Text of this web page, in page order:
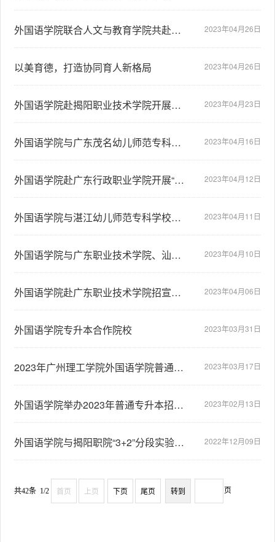
2023年04月26日
外国语学院联合人文与教育学院共赴汕尾职业技术学院开展“三二分段协同育人”交流会
2023年04月26日
以美育德，打造协同育人新格局
2023年04月23日
外国语学院赴揭阳职业技术学院开展招生宣讲交流会
2023年04月16日
外国语学院与广东茂名幼儿师范专科学校、茂名职业技术学院举行专升本招生咨询云端交流会
2023年04月12日
外国语学院赴广东行政职业学院开展“专升本”招生宣讲会
2023年04月11日
外国语学院与湛江幼儿师范专科学校举行专升本招生咨询云端交流会
2023年04月10日
外国语学院与广东职业技术学院、汕头职业技术学院举行专升本招生咨询云端交流会
2023年04月06日
外国语学院赴广东职业技术学院招宣访问
2023年03月31日
外国语学院专升本合作院校
2023年03月17日
2023年广州理工学院外国语学院普通专升本专业介绍
2023年02月13日
外国语学院举办2023年普通专升本招宣直播会
2022年12月09日
外国语学院与揭阳职院“3+2”分段实验班云端交流
共42条 1/2 首页 上页 下页 尾页 页